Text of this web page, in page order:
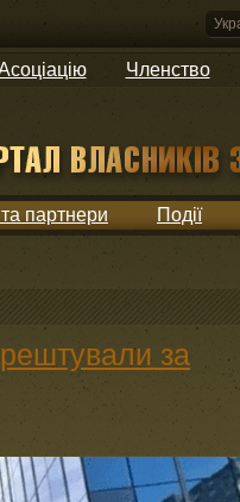
Членство
та партнери Події
за